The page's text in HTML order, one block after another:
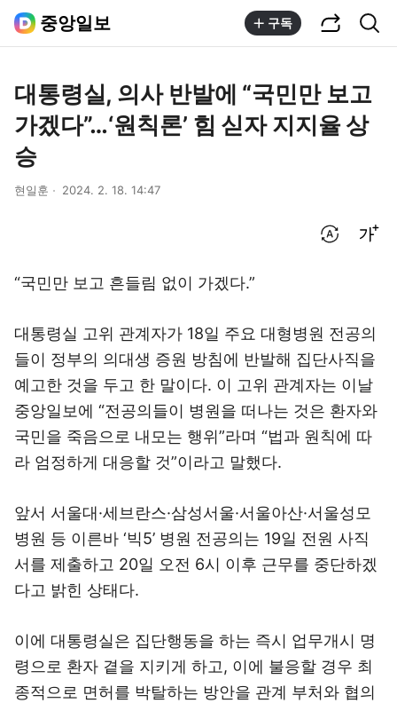
중앙일보 구독
대통령실, 의사 반발에 “국민만 보고
가겠다”…‘원칙론’ 힘 싣자 지지율 상
승
현일훈 2024. 2. 18. 14:47
“국민만 보고 흔들림 없이 가겠다.”
대통령실 고위 관계자가 18일 주요 대형병원 전공의
들이 정부의 의대생 증원 방침에 반발해 집단사직을
예고한 것을 두고 한 말이다. 이 고위 관계자는 이날
중앙일보에 “전공의들이 병원을 떠나는 것은 환자와
국민을 죽음으로 내모는 행위”라며 “법과 원칙에 따
라 엄정하게 대응할 것”이라고 말했다.
앞서 서울대·세브란스·삼성서울·서울아산·서울성모
병원 등 이른바 ‘빅5’ 병원 전공의는 19일 전원 사직
서를 제출하고 20일 오전 6시 이후 근무를 중단하겠
다고 밝힌 상태다.
이에 대통령실은 집단행동을 하는 즉시 업무개시 명
령으로 환자 곁을 지키게 하고, 이에 불응할 경우 최
종적으로 면허를 박탈하는 방안을 관계 부처와 협의